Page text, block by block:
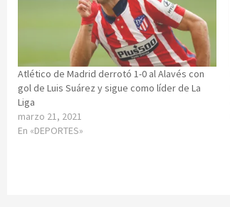
Atlético de Madrid derrotó 1-0 al Alavés con
gol de Luis Suárez y sigue como líder de La
Liga
marzo 21, 2021
En «DEPORTES»